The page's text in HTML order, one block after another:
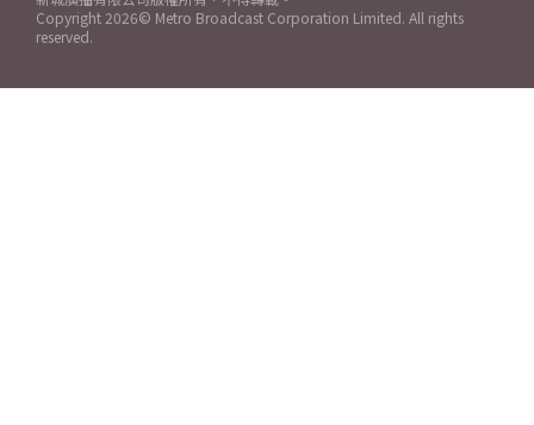
Copyright 2026© Metro Broadcast Corporation Limited. All rights
reserved.